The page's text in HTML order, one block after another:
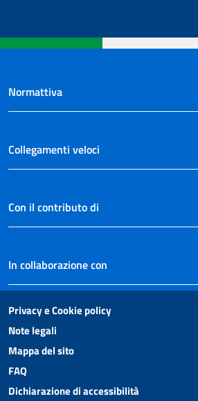
Normattiva
Collegamenti veloci
Con il contributo di
In collaborazione con
Privacy e Cookie policy
Note legali
Mappa del sito
FAQ
Dichiarazione di accessibilità